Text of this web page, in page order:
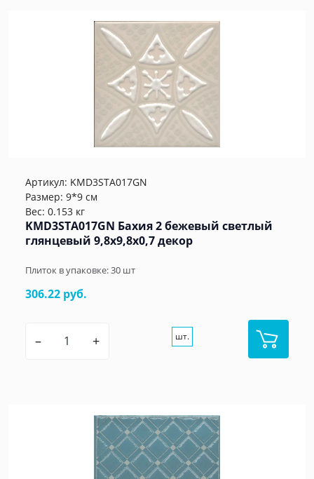
Артикул: KMD3STA017GN
Размер: 9*9 см
Вес: 0.153 кг
KMD3STA017GN Бахия 2 бежевый светлый
глянцевый 9,8x9,8x0,7 декор
Плиток в упаковке:30 шт
306.22 руб.
– + шт.